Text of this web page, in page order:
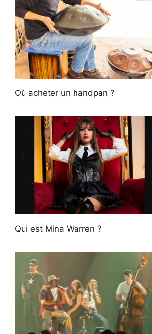
Où acheter un handpan ?
Qui est Mina Warren ?